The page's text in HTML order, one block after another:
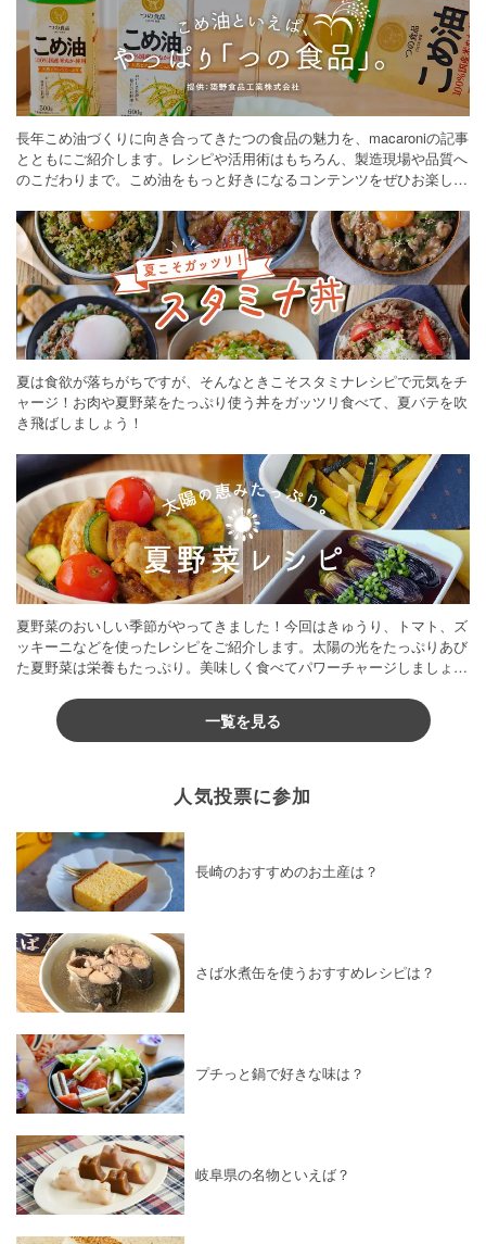
長年こめ油づくりに向き合ってきたつの食品の魅力を、macaroniの記事
とともにご紹介します。レシピや活用術はもちろん、製造現場や品質へ
のこだわりまで。こめ油をもっと好きになるコンテンツをぜひお楽しみ
夏は食欲が落ちがちですが、そんなときこそスタミナレシピで元気をチ
ャージ！お肉や夏野菜をたっぷり使う丼をガッツリ食べて、夏バテを吹
き飛ばしましょう！
夏野菜のおいしい季節がやってきました！今回はきゅうり、トマト、ズ
ッキーニなどを使ったレシピをご紹介します。太陽の光をたっぷりあび
た夏野菜は栄養もたっぷり。美味しく食べてパワーチャージしましょう
一覧を見る
人気投票に参加
長崎のおすすめのお土産は？
さば水煮缶を使うおすすめレシピは？
プチっと鍋で好きな味は？
岐阜県の名物といえば？